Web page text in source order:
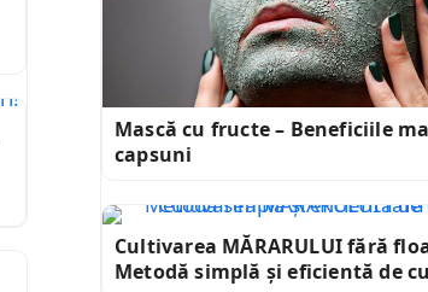
Mască cu fructe – Beneficiile
capsuni
Cultivarea MĂRARULUI fără
Metodă simplă și eficientă de